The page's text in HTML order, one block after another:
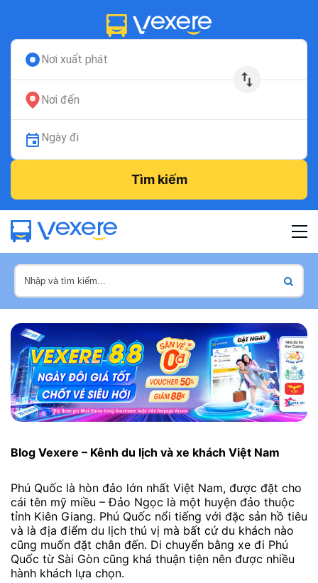
Nơi xuất phát
Nơi đến
Ngày đi
Tìm kiếm
Blog Vexere – Kênh du lịch và xe khách Việt Nam
Phú Quốc là hòn đảo lớn nhất Việt Nam, được đặt cho
cái tên mỹ miều – Đảo Ngọc là một huyện đảo thuộc
tỉnh Kiên Giang. Phú Quốc nổi tiếng với đặc sản hồ tiêu
và là địa điểm du lịch thú vị mà bất cứ du khách nào
cũng muốn đặt chân đến. Di chuyển bằng xe đi Phú
Quốc từ Sài Gòn cũng khá thuận tiện nên được nhiều
hành khách lựa chọn.